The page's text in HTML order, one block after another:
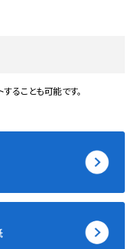
ることも可能です。